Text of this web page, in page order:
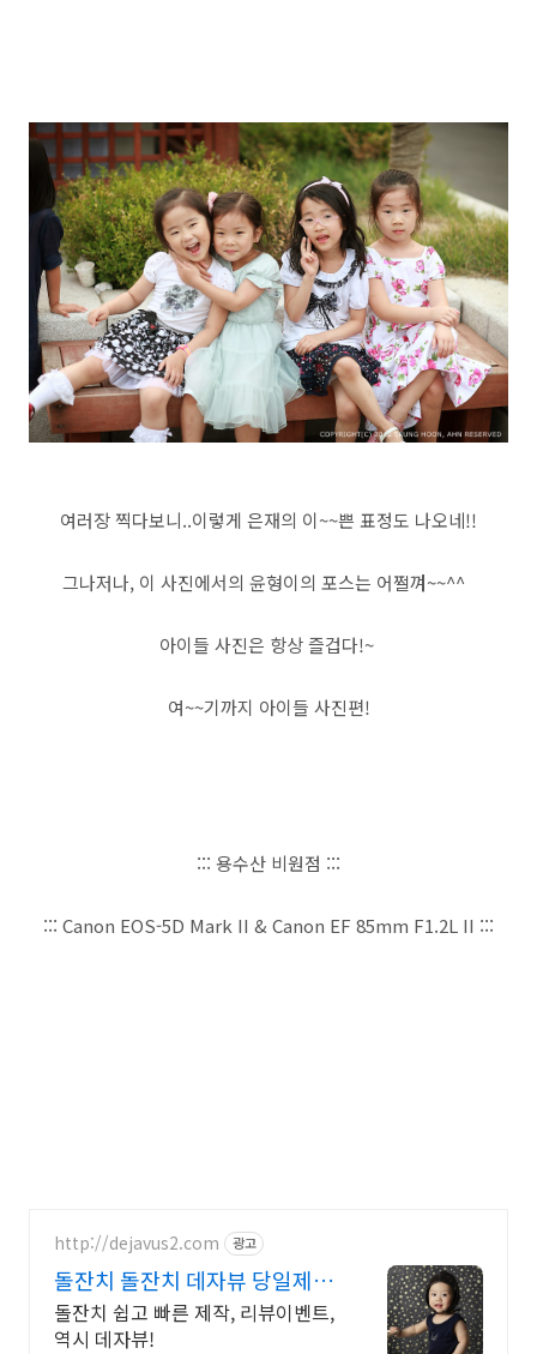
여러장 찍다보니..이렇게 은재의 이~~쁜 표정도 나오네!!
그나저나, 이 사진에서의 윤형이의 포스는 어쩔껴~~^^
아이들 사진은 항상 즐겁다!~
여~~기까지 아이들 사진편!
::: 용수산 비원점 :::
::: Canon EOS-5D Mark II & Canon EF 85mm F1.2L II :::
http://dejavus2.com 광고
돌잔치 돌잔치 데자뷰 당일제작
초스피드 고퀄영상
돌잔치 쉽고 빠른 제작, 리뷰이벤트,
역시 데자뷰!